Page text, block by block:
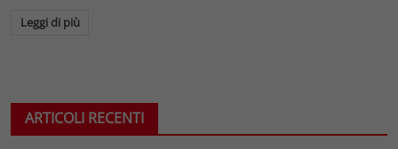
Leggi di più
ARTICOLI RECENTI